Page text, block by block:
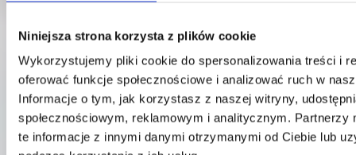
Niniejsza strona korzysta z plików cookie
Wykorzystujemy pliki cookie do spersonalizowania treści i
oferować funkcje społecznościowe i analizować ruch w
Informacje o tym, jak korzystasz z naszej witryny,
społecznościowym, reklamowym i analitycznym. Partnerzy
te informacje z innymi danymi otrzymanymi od Ciebie lub
Centrala
Telefon: 58 309 03 07
E-mail: kontakt@dks.pl
Dział Obsługi Klienta
Telefon:
58 350 66 05
E-mail: serwis@dks.pl